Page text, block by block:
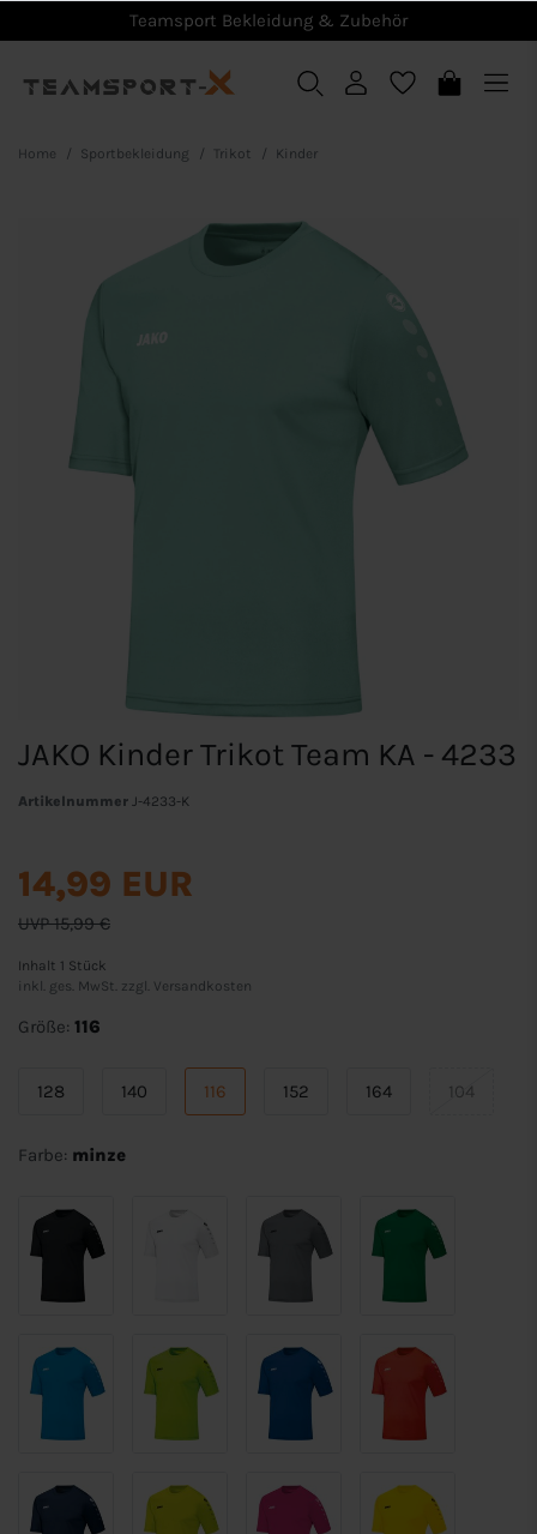
Teamsport Bekleidung & Zubehör
Home Sportbekleidung Trikot Kinder
JAKO Kinder Trikot Team KA - 4233
Artikelnummer J-4233-K
UVP 15,99 €
14,99 EUR
Inhalt 1 Stück
inkl. ges. MwSt. zzgl.
Versandkosten
Größe: 116
128 140 116 152 164 104
Farbe: minze